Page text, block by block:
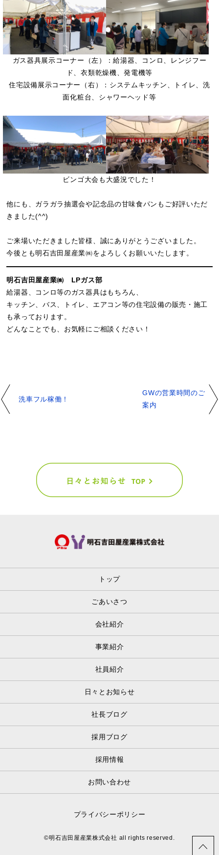
ガス器具展示コーナー（左）：給湯器、コンロ、レンジフー
ド、衣類乾燥機、発電機等
住宅設備展示コーナー（右）：システムキッチン、トイレ、洗
面化粧台、シャワーヘッド等
ビンゴ大会も大盛況でした！
他にも、ガラガラ抽選会や記念品の甘味食パンもご好評いただ
きました(^^)
ご来場いただきました皆様、誠にありがとうございました。
今後とも明石吉田屋産業㈱をよろしくお願いいたします。
明石吉田屋産業㈱ LPガス部
給湯器、コンロ等のガス器具はもちろん、
キッチン、バス、トイレ、エアコン等の住宅設備の販売・施工
も承っております。
どんなことでも、お気軽にご相談ください！
洗車フル稼働！
GWの営業時間のご
案内
トップ
ごあいさつ
会社紹介
事業紹介
社員紹介
日々とお知らせ
社長ブログ
採用ブログ
採用情報
お問い合わせ
プライバシーポリシー
©明石吉田屋産業株式会社 all rights reserved.